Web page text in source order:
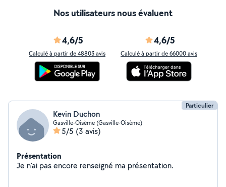
Nos utilisateurs nous évaluent
4,6/5
Calculé à partir de 48803 avis
4,6/5
Calculé à partir de 66000 avis
Particulier
Kevin Duchon
Gasville-Oisème (Gasville-Oisème)
5/5 (3 avis)
Présentation
Je n'ai pas encore renseigné ma présentation.